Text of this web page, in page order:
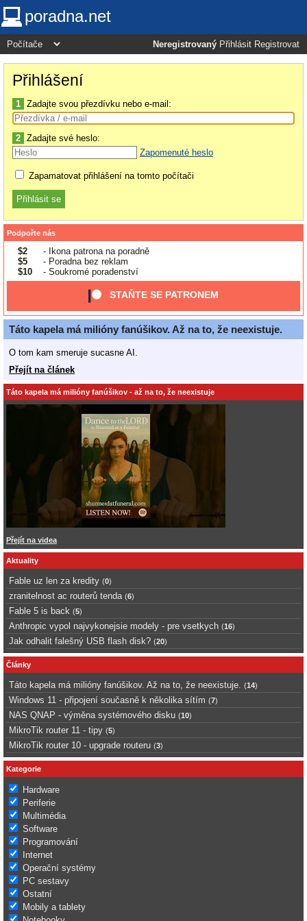
poradna.net
Neregistrovaný Přihlásit Registrovat
Přihlášení
1 Zadajte svou přezdívku nebo e-mail:
2 Zadajte své heslo:
Zapomenuté heslo
Zapamatovat přihlášení na tomto počítači
Podpořte nás
$2
- Ikona patrona na poradně
$5
- Poradna bez reklam
$10
- Soukromé poradenství
STAŇTE SE PATRONEM
Táto kapela má milióny fanúšikov. Až na to, že neexistuje.
O tom kam smeruje sucasne AI.
Přejít na článek
Táto kapela má milióny fanúšikov - až na to, že neexistuje
Přejít na videa
Aktuality
Fable uz len za kredity (0)
zranitelnost ac routerů tenda (6)
Fable 5 is back (5)
Anthropic vypol najvykonejsie modely - pre vsetkych (16)
Jak odhalit falešný USB flash disk? (20)
Články
Táto kapela má milióny fanúšikov. Až na to, že neexistuje. (14)
Windows 11 - připojení současně k několika sítím (7)
NAS QNAP - výměna systémového disku (10)
MikroTik router 11 - tipy (5)
MikroTik router 10 - upgrade routeru (3)
Kategorie
Hardware
Periferie
Multimédia
Software
Programování
Internet
Operační systémy
PC sestavy
Ostatní
Mobily a tablety